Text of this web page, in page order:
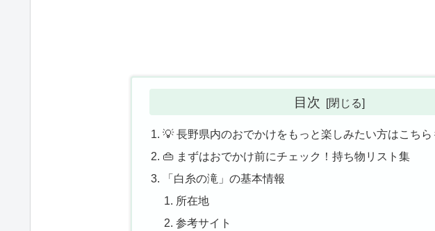
目次
💡 長野県内のおでかけをもっと楽しみたい方はこちら
👜 まずはおでかけ前にチェック！持ち物リスト集
「白糸の滝」の基本情報
所在地
参考サイト